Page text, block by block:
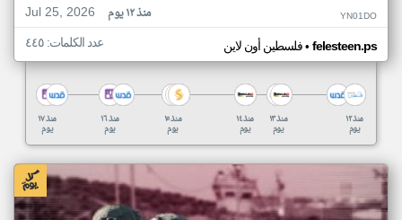
Jul 25, 2026
منذ ١٢ يوم YN01DO
فلسطين أون لاين• felesteen.ps عدد الكلمات: ٤٤٥
منذ ١٧
يوم
منذ ١٦
يوم
منذ ١٥
يوم
منذ ١٤
يوم
منذ ١٣
يوم
منذ ١٢
يوم